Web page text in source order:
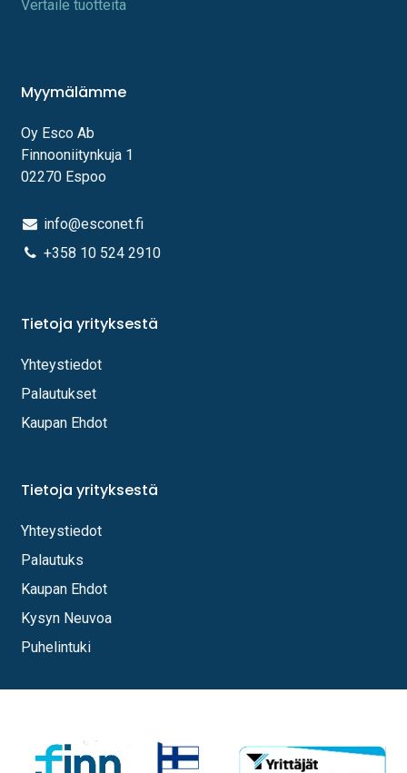
Vertaile tuotteita
Myymälämme
Oy Esco Ab
Finnooniitynkuja 1
02270 Espoo
info@esconet.fi
+358 10 524 2910
Tietoja yrityksestä
Yhteystiedot
Palautukset
Kaupan Ehdot
Tietoja yrityksestä
Yhteystiedot
Palautuks
Kaupan Ehdot
Kysyn Neuvoa
Puhelintuki